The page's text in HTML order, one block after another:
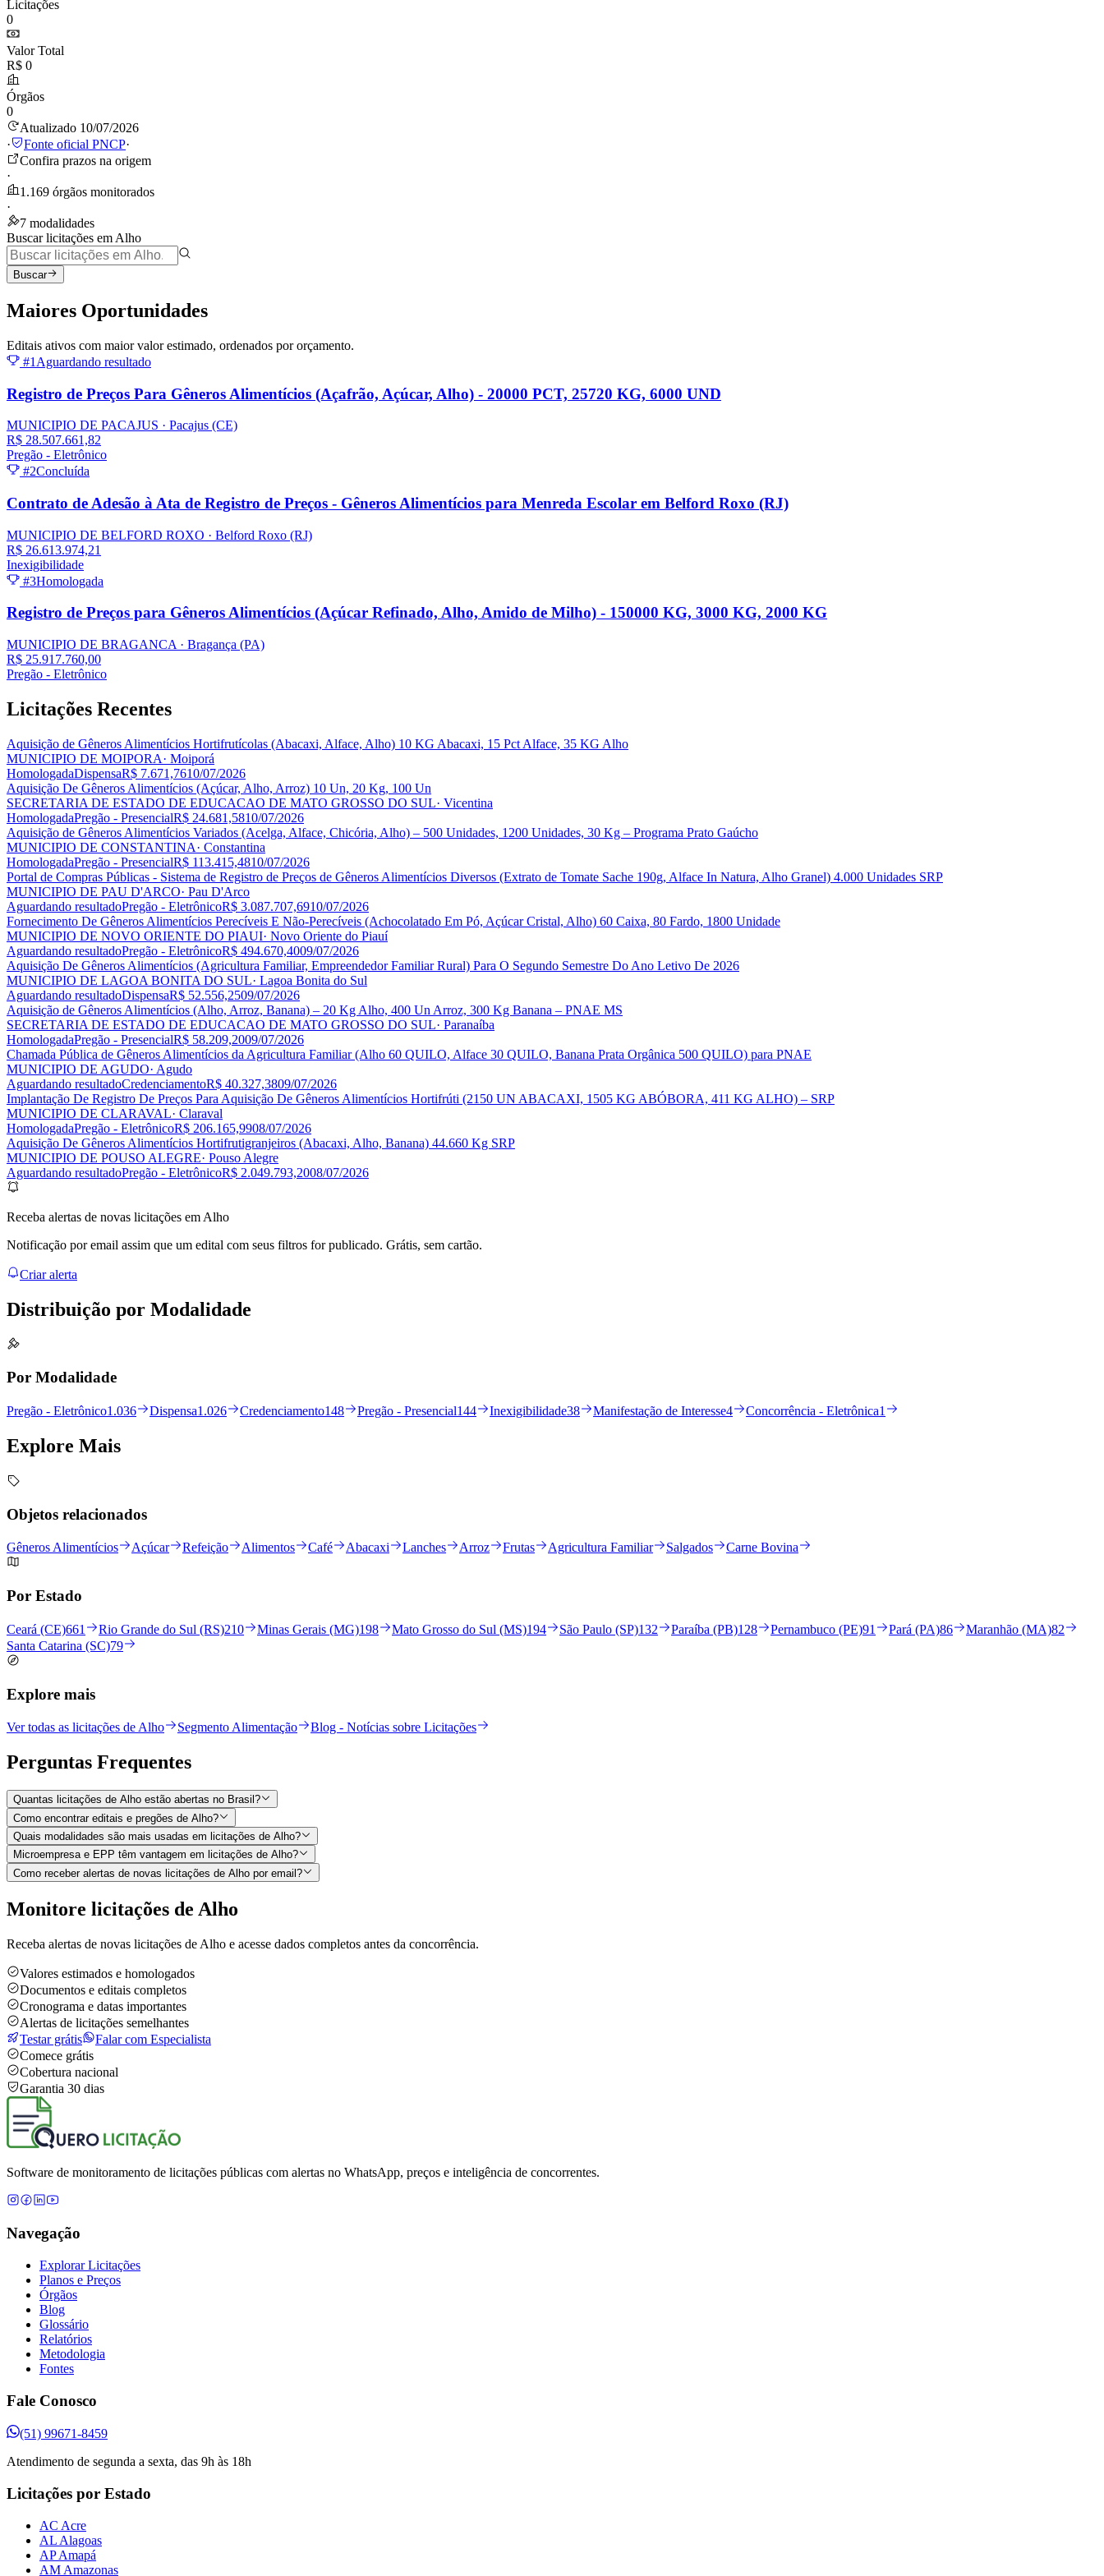
Licitações
0
Valor Total
R$ 0
Órgãos
0
Atualizado 10/07/2026
·
Fonte oficial PNCP·
Confira prazos na origem
·
1.169 órgãos monitorados
·
7 modalidades
Buscar licitações em Alho
Buscar
Maiores Oportunidades
Editais ativos com maior valor estimado, ordenados por orçamento.
#1 Aguardando resultado
Registro de Preços Para Gêneros Alimentícios (Açafrão, Açúcar, Alho) - 20000 PCT, 25720 KG, 6000 UND
MUNICIPIO DE PACAJUS · Pacajus (CE)
R$ 28.507.661,82
Pregão - Eletrônico
#2Concluída
Contrato de Adesão à Ata de Registro de Preços - Gêneros Alimentícios para Menreda Escolar em Belford Roxo (RJ)
MUNICIPIO DE BELFORD ROXO · Belford Roxo (RJ)
R$ 26.613.974,21
Inexigibilidade
#3Homologada
Registro de Preços para Gêneros Alimentícios (Açúcar Refinado, Alho, Amido de Milho) - 150000 KG, 3000 KG, 2000 KG
MUNICIPIO DE BRAGANCA · Bragança (PA)
R$ 25.917.760,00
Pregão - Eletrônico
Licitações Recentes
Aquisição de Gêneros Alimentícios Hortifrutícolas (Abacaxi, Alface, Alho) 10 KG Abacaxi, 15 Pct Alface, 35 KG Alho
MUNICIPIO DE MOIPORA· Moiporá
HomologadaDispensaR$ 7.671,7610/07/2026
Aquisição De Gêneros Alimentícios (Açúcar, Alho, Arroz) 10 Un, 20 Kg, 100 Un
SECRETARIA DE ESTADO DE EDUCACAO DE MATO GROSSO DO SUL· Vicentina
HomologadaPregão - PresencialR$ 24.681,5810/07/2026
Aquisição de Gêneros Alimentícios Variados (Acelga, Alface, Chicória, Alho) – 500 Unidades, 1200 Unidades, 30 Kg – Programa Prato Gaúcho
MUNICIPIO DE CONSTANTINA· Constantina
HomologadaPregão - PresencialR$ 113.415,4810/07/2026
Portal de Compras Públicas - Sistema de Registro de Preços de Gêneros Alimentícios Diversos (Extrato de Tomate Sache 190g, Alface In Natura, Alho Granel) 4.000 Unidades SRP
MUNICIPIO DE PAU D'ARCO· Pau D'Arco
Aguardando resultadoPregão - EletrônicoR$ 3.087.707,6910/07/2026
Fornecimento De Gêneros Alimentícios Perecíveis E Não-Perecíveis (Achocolatado Em Pó, Açúcar Cristal, Alho) 60 Caixa, 80 Fardo, 1800 Unidade
MUNICIPIO DE NOVO ORIENTE DO PIAUI· Novo Oriente do Piauí
Aguardando resultadoPregão - EletrônicoR$ 494.670,4009/07/2026
Aquisição De Gêneros Alimentícios (Agricultura Familiar, Empreendedor Familiar Rural) Para O Segundo Semestre Do Ano Letivo De 2026
MUNICIPIO DE LAGOA BONITA DO SUL· Lagoa Bonita do Sul
Aguardando resultadoDispensaR$ 52.556,2509/07/2026
Aquisição de Gêneros Alimentícios (Alho, Arroz, Banana) – 20 Kg Alho, 400 Un Arroz, 300 Kg Banana – PNAE MS
SECRETARIA DE ESTADO DE EDUCACAO DE MATO GROSSO DO SUL· Paranaíba
HomologadaPregão - PresencialR$ 58.209,2009/07/2026
Chamada Pública de Gêneros Alimentícios da Agricultura Familiar (Alho 60 QUILO, Alface 30 QUILO, Banana Prata Orgânica 500 QUILO) para PNAE
MUNICIPIO DE AGUDO· Agudo
Aguardando resultadoCredenciamentoR$ 40.327,3809/07/2026
Implantação De Registro De Preços Para Aquisição De Gêneros Alimentícios Hortifrúti (2150 UN ABACAXI, 1505 KG ABÓBORA, 411 KG ALHO) – SRP
MUNICIPIO DE CLARAVAL· Claraval
HomologadaPregão - EletrônicoR$ 206.165,9908/07/2026
Aquisição De Gêneros Alimentícios Hortifrutigranjeiros (Abacaxi, Alho, Banana) 44.660 Kg SRP
MUNICIPIO DE POUSO ALEGRE· Pouso Alegre
Aguardando resultadoPregão - EletrônicoR$ 2.049.793,2008/07/2026
Receba alertas de novas licitações em Alho
Notificação por email assim que um edital com seus filtros for publicado. Grátis, sem cartão.
Criar alerta
Distribuição por Modalidade
Por Modalidade
Pregão - Eletrônico1.036 Dispensa1.026 Credenciamento148 Pregão - Presencial144 Inexigibilidade38 Manifestação de Interesse4 Concorrência - Eletrônica1
Explore Mais
Objetos relacionados
Gêneros Alimentícios Açúcar Refeição Alimentos Café Abacaxi Lanches Arroz Frutas Agricultura Familiar Salgados Carne Bovina
Por Estado
Ceará (CE)661 Rio Grande do Sul (RS)210 Minas Gerais (MG)198 Mato Grosso do Sul (MS)194 São Paulo (SP)132 Paraíba (PB)128 Pernambuco (PE)91 Pará (PA)86 Maranhão (MA)82
Santa Catarina (SC)79
Explore mais
Ver todas as licitações de Alho Segmento Alimentação Blog - Notícias sobre Licitações
Perguntas Frequentes
Quantas licitações de Alho estão abertas no Brasil?
Como encontrar editais e pregões de Alho?
Quais modalidades são mais usadas em licitações de Alho?
Microempresa e EPP têm vantagem em licitações de Alho?
Como receber alertas de novas licitações de Alho por email?
Monitore licitações de Alho
Receba alertas de novas licitações de Alho e acesse dados completos antes da concorrência.
Valores estimados e homologados
Documentos e editais completos
Cronograma e datas importantes
Alertas de licitações semelhantes
Testar grátis
Falar com Especialista
Comece grátis
Cobertura nacional
Garantia 30 dias
Software de monitoramento de licitações públicas com alertas no WhatsApp, preços e inteligência de concorrentes.
Navegação
Explorar Licitações
Planos e Preços
Órgãos
Blog
Glossário
Relatórios
Metodologia
Fontes
Fale Conosco
(51) 99671-8459
Atendimento de segunda a sexta, das 9h às 18h
Licitações por Estado
AC Acre
AL Alagoas
AP Amapá
AM Amazonas